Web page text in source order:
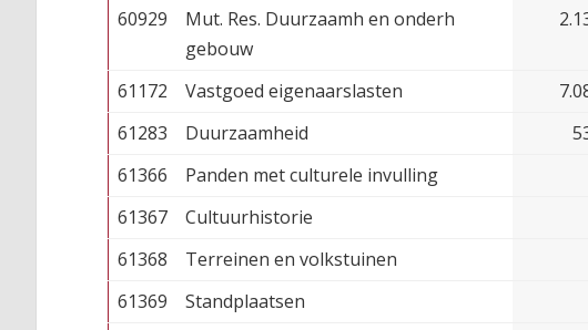
60929
Mut. Res. Duurzaamh en onderh
gebouw
61172 Vastgoed eigenaarslasten
61283
Duurzaamheid
61366
Panden met culturele invulling
61367
Cultuurhistorie
61368
Terreinen en volkstuinen
61369
Standplaatsen